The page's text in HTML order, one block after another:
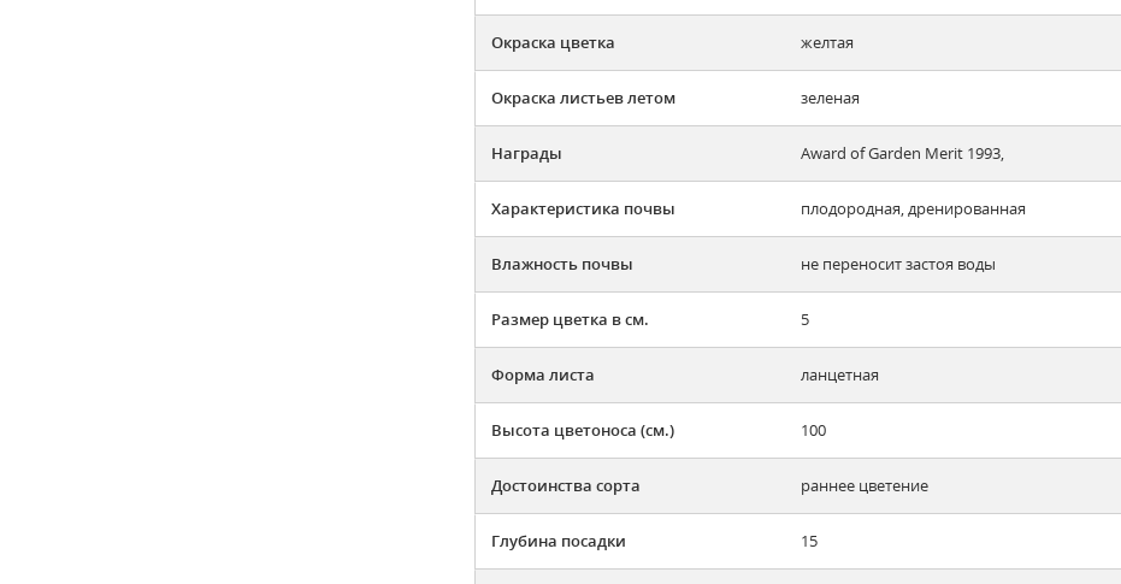
Окраска цветка желтая
Окраска листьев летом зеленая
Награды Award of Garden Merit 1993,
Характеристика почвы плодородная, дренированная
Влажность почвы не переносит застоя воды
Размер цветка в см. 5
Форма листа ланцетная
Высота цветоноса (см.) 100
Достоинства сорта раннее цветение
Глубина посадки 15